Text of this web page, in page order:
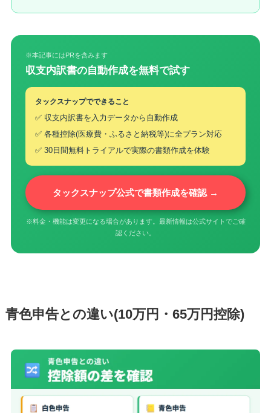
※本記事にはPRを含みます
収支内訳書の自動作成を無料で試す
タックスナップでできること
✅ 収支内訳書を入力データから自動作成
✅ 各種控除(医療費・ふるさと納税等)に全プラン対応
✅ 30日間無料トライアルで実際の書類作成を体験
タックスナップ公式で書類作成を確認 →
※料金・機能は変更になる場合があります。最新情報は公式サイトでご確
認ください。
青色申告との違い(10万円・65万円控除)